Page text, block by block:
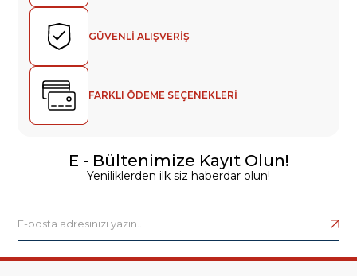
GÜVENLİ ALIŞVERİŞ
FARKLI ÖDEME SEÇENEKLERİ
E - Bültenimize Kayıt Olun!
Yeniliklerden ilk siz haberdar olun!